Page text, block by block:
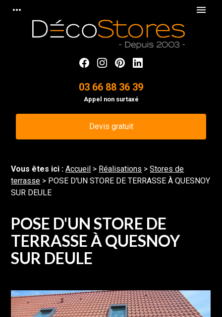
more_horiz menu
03 66 88 36 39
Appel non surtaxé
Devis gratuit
Vous êtes ici :Accueil > Réalisations >Stores de
terrasse > POSE D'UN STORE DE TERRASSE À QUESNOY
SUR DEULE
POSE D'UN STORE DE
TERRASSE À QUESNOY
SUR DEULE